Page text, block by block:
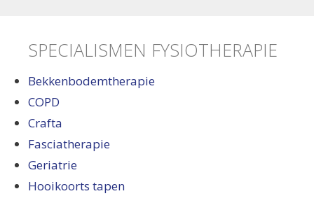
SPECIALISMEN FYSIOTHERAPIE
Bekkenbodemtherapie
COPD
Crafta
Fasciatherapie
Geriatrie
Hooikoorts tapen